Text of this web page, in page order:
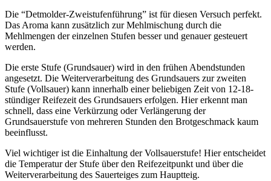
Die “Detmolder-Zweistufenführung” ist für diesen Versuch perfekt.
Das Aroma kann zusätzlich zur Mehlmischung durch die
Mehlmengen der einzelnen Stufen besser und genauer gesteuert
werden.
Die erste Stufe (Grundsauer) wird in den frühen Abendstunden
angesetzt. Die Weiterverarbeitung des Grundsauers zur zweiten
Stufe (Vollsauer) kann innerhalb einer beliebigen Zeit von 12-18-
stündiger Reifezeit des Grundsauers erfolgen. Hier erkennt man
schnell, dass eine Verkürzung oder Verlängerung der
Grundsauerstufe von mehreren Stunden den Brotgeschmack kaum
beeinflusst.
Viel wichtiger ist die Einhaltung der Vollsauerstufe! Hier entscheidet
die Temperatur der Stufe über den Reifezeitpunkt und über die
Weiterverarbeitung des Sauerteiges zum Hauptteig.